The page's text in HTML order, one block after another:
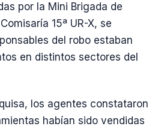
por la Mini Brigada de
15ª UR-X, se
del robo estaban
en distintos sectores del
los agentes constataron
habían sido vendidas